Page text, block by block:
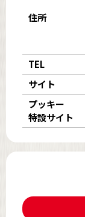
住所
TEL
サイト
プッキー
特設サイト